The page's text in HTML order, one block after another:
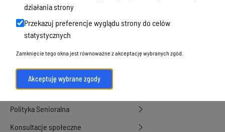
Urbanistyka, architektura i zabytki
Geodezja, sprzedaż, dzierżawa
nieruchomości
Środowisko
Strategie, programy, plany
Edukacja, oświata i opieka
Polityka Senioralna
Konsultacje społeczne
działania strony
Przekazuj preferencje wyglądu strony do celów
statystycznych
Zamknięcie tego okna jest równoważne z akceptację wybranych zgód.
Akceptuję wybrane zgody